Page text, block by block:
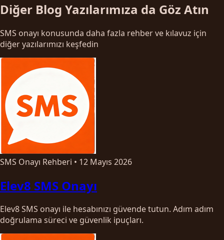
Diğer Blog Yazılarımıza da Göz Atın
SMS onayı konusunda daha fazla rehber ve kılavuz için
diğer yazılarımızı keşfedin
SMS Onayı Rehberi • 12 Mayıs 2026
Elev8 SMS Onayı
Elev8 SMS onayı ile hesabınızı güvende tutun. Adım adım
doğrulama süreci ve güvenlik ipuçları.